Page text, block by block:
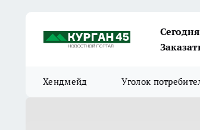
Хендмейд Уголок